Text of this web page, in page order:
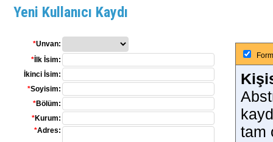
Yeni Kullanıcı Kaydı
*Unvan:
* İlk İsim:
İkinci İsim:
*Soyisim:
*Bölüm:
*Kurum:
*Adres:
tam